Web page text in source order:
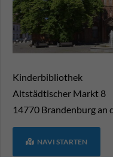
Kinderbibliothek
Altstädtischer Markt 8
14770 Brandenburg an
NAVI STARTEN